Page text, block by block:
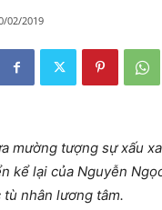
02/2019
mường tượng sự xấu
kể lại của Nguyễn
nhân lương tâm.